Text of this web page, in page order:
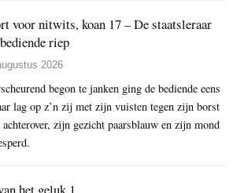
voor nitwits, koan 17 – De staatsleraar
riep
2026
begon te janken ging de bediende eens
lag op z’n zij met zijn vuisten tegen zijn borst
zijn gezicht paarsblauw en zijn mond
het geluk 1